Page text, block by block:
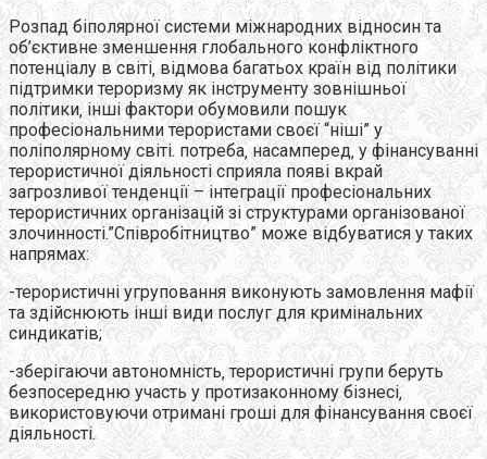
Розпад біполярної системи міжнародних відносин та
об’єктивне зменшення глобального конфліктного
потенціалу в світі‚ відмова багатьох країн від політики
підтримки тероризму як інструменту зовнішньої
політики‚ інші фактори обумовили пошук
професіональними терористами своєї “ніші” у
поліполярному світі. потреба‚ насамперед‚ у фінансуванні
терористичної діяльності сприяла появі вкрай
загрозливої тенденції – інтеграції професіональних
терористичних організацій зі структурами організованої
злочинності.”Співробітництво” може відбуватися у таких
напрямах:
-терористичні угруповання виконують замовлення мафії
та здійснюють інші види послуг для кримінальних
синдикатів;
-зберігаючи автономність‚ терористичні групи беруть
безпосередню участь у протизаконному бізнесі‚
використовуючи отримані гроші для фінансування своєї
діяльності.